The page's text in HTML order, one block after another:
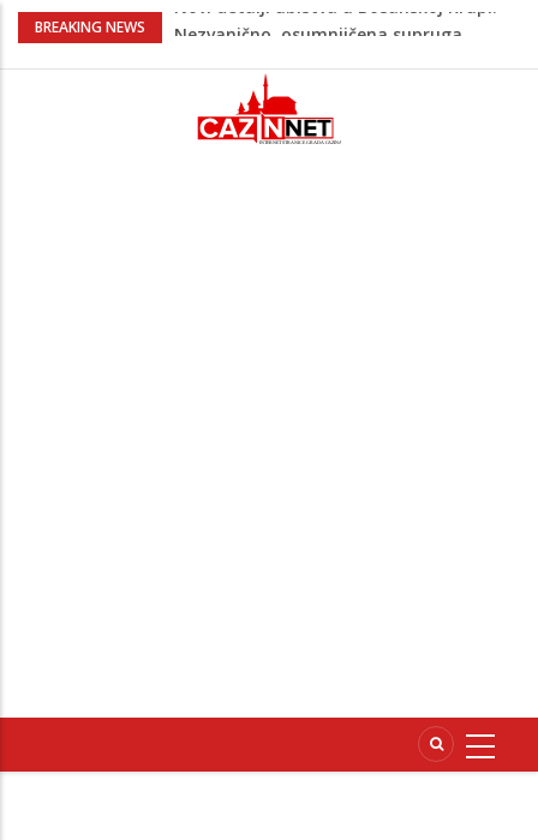
BREAKING NEWS
Na Ahiret preselila Bešić (rođ. Blažević)
Na Ahiret preselio ŠUPUK (Refik) ŠEFIK
Evo koje države su zasad za, a koje
protiv Infantina na izborima: Srbija i